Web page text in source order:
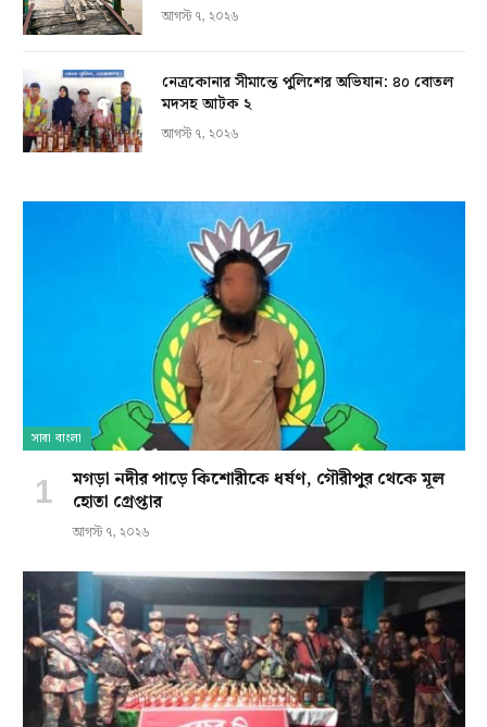
আগস্ট ৭, ২০২৬
নেত্রকোনার সীমান্তে পুলিশের অভিযান: ৪০ বোতল
মদসহ আটক ২
আগস্ট ৭, ২০২৬
সারা বাংলা
মগড়া নদীর পাড়ে কিশোরীকে ধর্ষণ, গৌরীপুর থেকে মূল
হোতা গ্রেপ্তার
আগস্ট ৭, ২০২৬